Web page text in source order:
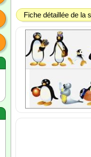
Fiche détaillée de la